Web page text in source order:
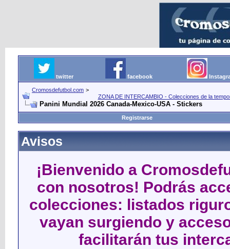
twitter facebook
Cromosdefutbol.com >
ZONA DE INTERCAMBIO - Colecciones de la
Panini Mundial 2026 Canada-Mexico-USA - Stickers
Registrarse
Avisos
¡Bienvenido a
con nosotros! Podrás
colecciones: listados
vayan surgiendo y
facilitarán tus